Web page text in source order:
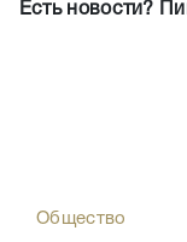
Есть новости?
Общество